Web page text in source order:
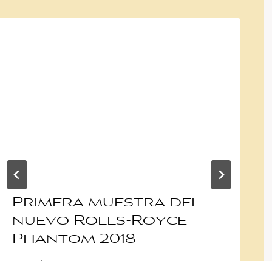
Primera muestra del
nuevo Rolls-Royce
Phantom 2018